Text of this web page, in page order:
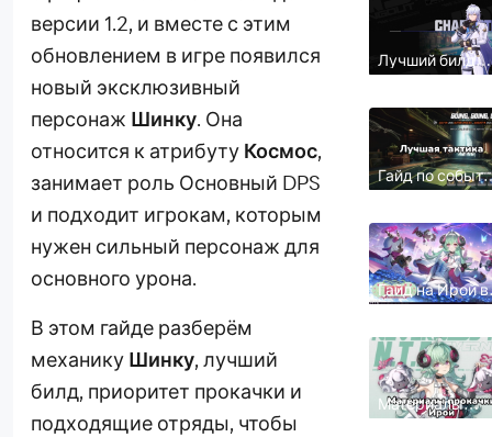
версии 1.2, и вместе с этим
обновлением в игре появился
новый эксклюзивный
персонаж Шинку. Она
относится к атрибуту Космос,
занимает роль Основный DPS
и подходит игрокам, которым
нужен сильный персонаж для
основного урона.
В этом гайде разберём
механику Шинку, лучший
билд, приоритет прокачки и
подходящие отряды, чтобы
Лучший билд
Байканга в NTE
по дуге,
и отряду
Гайд по
«Раз, два,
1.2: как быстро
пройти
Гайд на Ирой в
NTE — лучший
консоль и
отряды
Материалы
прокачки